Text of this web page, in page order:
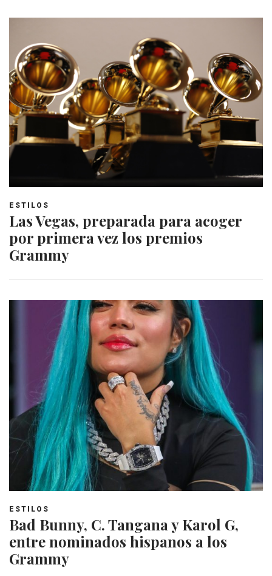
ESTILOS
Las Vegas, preparada para acoger
por primera vez los premios
Grammy
ESTILOS
Bad Bunny, C. Tangana y Karol G,
entre nominados hispanos a los
Grammy